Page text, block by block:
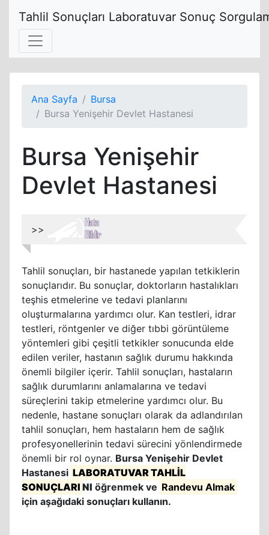
Tahlil Sonuçları Laboratuvar Sonuç
Ana Sayfa
Bursa
Bursa Yenişehir Devlet Hastanesi
Bursa Yenişehir
Devlet Hastanesi
>>
Tahlil sonuçları, bir hastanede yapılan tetkiklerin
sonuçlarıdır. Bu sonuçlar, doktorların hastalıkları
teşhis etmelerine ve tedavi planlarını
oluşturmalarına yardımcı olur. Kan testleri, idrar
testleri, röntgenler ve diğer tıbbi görüntüleme
yöntemleri gibi çeşitli tetkikler sonucunda elde
edilen veriler, hastanın sağlık durumu hakkında
önemli bilgiler içerir. Tahlil sonuçları, hastaların
sağlık durumlarını anlamalarına ve tedavi
süreçlerini takip etmelerine yardımcı olur. Bu
nedenle, hastane sonuçları olarak da adlandırılan
tahlil sonuçları, hem hastaların hem de sağlık
profesyonellerinin tedavi sürecini yönlendirmede
önemli bir rol oynar. Bursa Yenişehir Devlet
Hastanesi LABORATUVAR TAHLİL
SONUÇLARI NI öğrenmek ve Randevu Almak
için aşağıdaki sonuçları kullanın.